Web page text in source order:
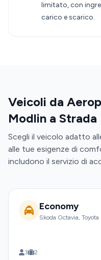
limitato, con
carico e scarico.
Veicoli da
Modlin a
Scegli il veicolo adatto
alle tue esigenze di
includono il servizio di
Economy
Skoda Octavia, Toyota
3 2